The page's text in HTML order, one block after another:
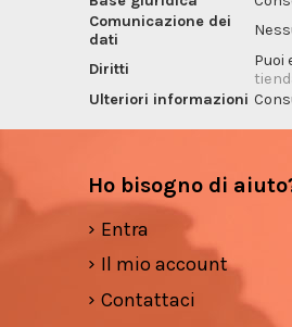
Comunicazione dei
dati
Diritti
Puoi
Ulteriori informazioni
Ho bisogno di
Entra
Il mio account
Contattaci